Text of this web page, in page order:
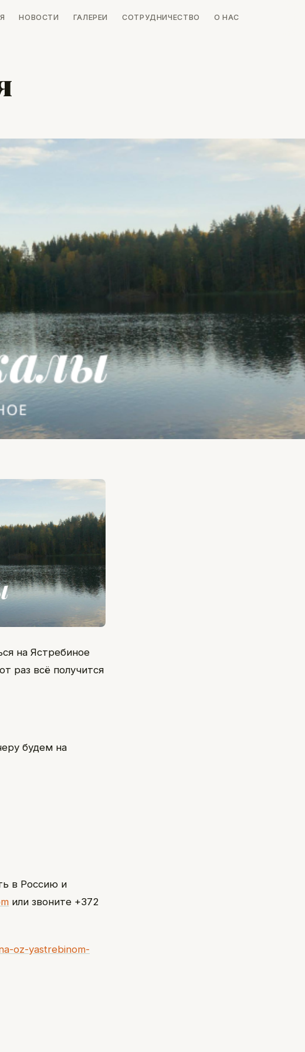
НОВОСТИ ГАЛЕРЕИ СОТРУДНИЧЕСТВО О НАС
на Ястребиное
раз всё получится
будем на
в Россию и
или звоните +372
oz-yastrebinom-